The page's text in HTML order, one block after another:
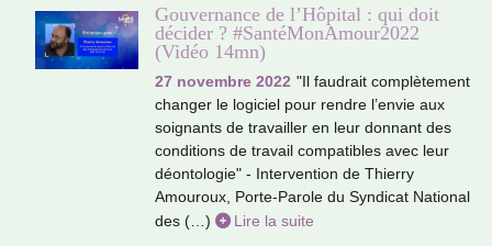
Gouvernance de l’Hôpital : qui doit
décider ? #SantéMonAmour2022
(Vidéo 14mn)
27 novembre 2022 "Il fau­drait com­plè­te­ment
chan­ger le logi­ciel pour rendre l’envie aux
soi­gnants de tra­vailler en leur don­nant des
condi­tions de tra­vail com­pa­ti­bles avec leur
déon­to­lo­gie" - Intervention de Thierry
Amouroux, Porte-Parole du Syndicat National
des (…)
Lire la suite